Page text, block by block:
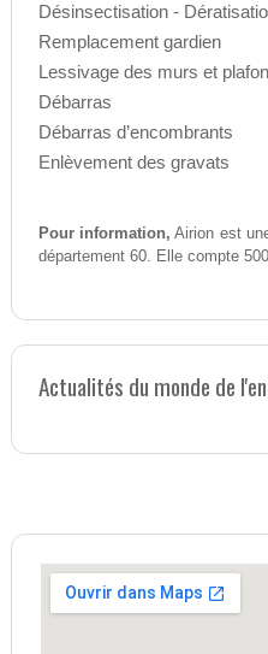
Désinsectisation -
Remplacement gardien
Lessivage des murs et
Débarras
Débarras d’encombrants
Enlèvement des gravats
Pour information, Airion est
département 60. Elle compte
Actualités du monde de